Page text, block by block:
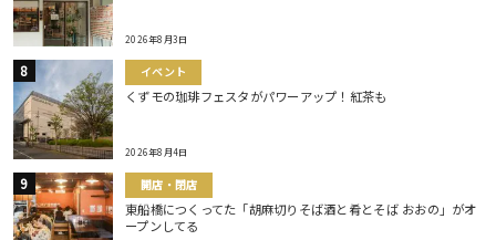
2026年8月3日
イベント
くずモの珈琲フェスタがパワーアップ！紅茶も
2026年8月4日
開店・閉店
東船橋につくってた「胡麻切りそば酒と肴とそば おおの」がオ
ープンしてる